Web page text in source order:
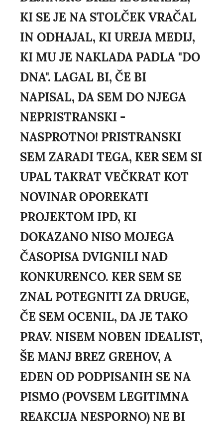
KI SE JE NA STOLČEK VRAČAL
IN ODHAJAL, KI UREJA MEDIJ,
KI MU JE NAKLADA PADLA "DO
DNA". LAGAL BI, ČE BI
NAPISAL, DA SEM DO NJEGA
NEPRISTRANSKI -
NASPROTNO! PRISTRANSKI
SEM ZARADI TEGA, KER SEM SI
UPAL TAKRAT VEČKRAT KOT
NOVINAR OPOREKATI
PROJEKTOM IPD, KI
DOKAZANO NISO MOJEGA
ČASOPISA DVIGNILI NAD
KONKURENCO. KER SEM SE
ZNAL POTEGNITI ZA DRUGE,
ČE SEM OCENIL, DA JE TAKO
PRAV. NISEM NOBEN IDEALIST,
ŠE MANJ BREZ GREHOV, A
EDEN OD PODPISANIH SE NA
PISMO (POVSEM LEGITIMNA
REAKCIJA NESPORNO) NE BI